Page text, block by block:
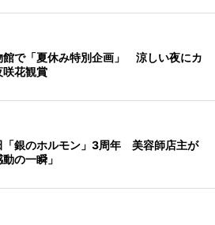
館で「夏休み特別企画」 涼しい夜にカ
咲花観賞
「銀のホルモン」3周年 美容師店主が
の一瞬」